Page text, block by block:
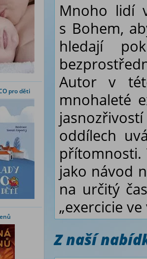
pro děti
Mnoho lidí
s Bohem,
hledají
Autor v
mnohaleté
oddílech
přítomnosti.
jako návod
na určitý
„exercicie
Z naší